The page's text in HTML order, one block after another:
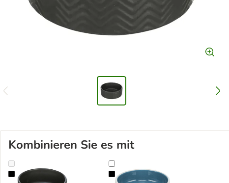
Kombinieren Sie es mit
Trixie Keramik Napf, schwarz Trixie Keramiknapf zweifarbig